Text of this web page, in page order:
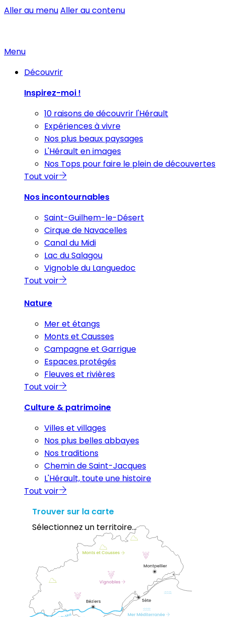
Aller au menuAller au contenu
Menu
Découvrir
Inspirez-moi !
10 raisons de découvrir l'Hérault
Expériences à vivre
Nos plus beaux paysages
L'Hérault en images
Nos Tops pour faire le plein de découvertes
Tout voir
Nos incontournables
Saint-Guilhem-le-Désert
Cirque de Navacelles
Canal du Midi
Lac du Salagou
Vignoble du Languedoc
Tout voir
Nature
Mer et étangs
Monts et Causses
Campagne et Garrigue
Espaces protégés
Fleuves et rivières
Tout voir
Culture & patrimoine
Villes et villages
Nos plus belles abbayes
Nos traditions
Chemin de Saint-Jacques
L'Hérault, toute une histoire
Tout voir
Trouver sur la carte
Sélectionnez un territoire...